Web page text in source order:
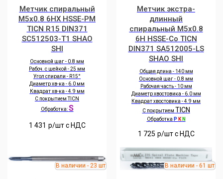
Метчик спиральный
M5x0.8 6HX HSSE-PM
TICN R15 DIN371
SC512503-T1 SHAO
SHI
Основной шаг - 0.8 мм
Рабоч. с шейкой - 25 мм
Угол спирали - R15°
Диаметр хв-ка - 6.0 мм
Квадрат хв-ка - 4.9 мм
С покрытием TICN
Обработка:S
1 431 р/шт c НДС
Метчик экстра-
длинный
спиральный M5x0.8
6H HSSE-Co TICN
DIN371 SA512005-LS
SHAO SHI
Общая длина - 140 мм
Основной шаг - 0.8 мм
Рабочая часть - 10 мм
Диаметр хвостовика - 6.0 мм
Квадрат хвостовика - 4.9 мм
С покрытием TICN
Обработка P K N
1 725 р/шт c НДС